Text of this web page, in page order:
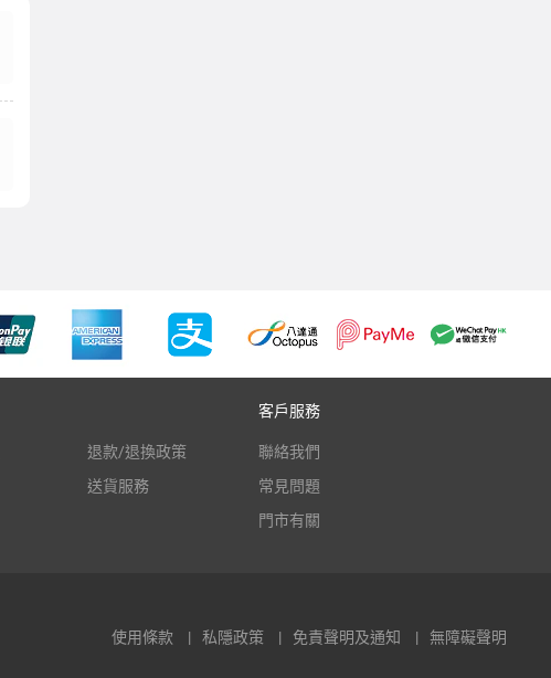
退款/退換政策
送貨服務
客戶服務
聯絡我們
常見問題
門市有關
使用條款 私隱政策 免責聲明及通知 無障礙聲明